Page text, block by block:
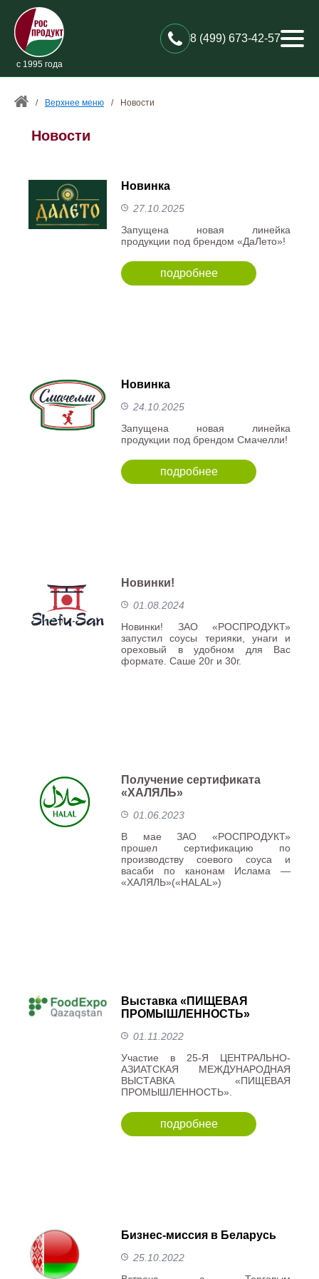
с 1995 года
8 (499) 673-42-57
/ Верхнее меню / Новости
Новости
Новинка
27.10.2025
Запущена новая линейка
продукции под брендом «ДаЛето»!
подробнее
Новинка
24.10.2025
Запущена новая линейка
продукции под брендом Смачелли!
подробнее
Новинки!
01.08.2024
Новинки! ЗАО «РОСПРОДУКТ»
запустил соусы терияки, унаги и
ореховый в удобном для Вас
формате. Саше 20г и 30г.
Получение сертификата
«ХАЛЯЛЬ»
01.06.2023
В мае ЗАО «РОСПРОДУКТ»
прошел сертификацию по
производству соевого соуса и
васаби по канонам Ислама —
«ХАЛЯЛЬ»(«HALAL»)
Выставка «ПИЩЕВАЯ
ПРОМЫШЛЕННОСТЬ»
01.11.2022
Участие в 25-Я ЦЕНТРАЛЬНО-
АЗИАТСКАЯ МЕЖДУНАРОДНАЯ
ВЫСТАВКА «ПИЩЕВАЯ
ПРОМЫШЛЕННОСТЬ».
подробнее
Бизнес-миссия в Беларусь
25.10.2022